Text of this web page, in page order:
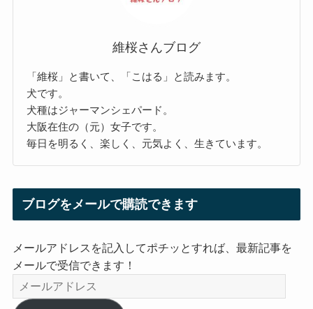
維桜さんブログ
「維桜」と書いて、「こはる」と読みます。
犬です。
犬種はジャーマンシェパード。
大阪在住の（元）女子です。
毎日を明るく、楽しく、元気よく、生きています。
ブログをメールで購読できます
メールアドレスを記入してポチッとすれば、最新記事を
メールで受信できます！
メ
ー